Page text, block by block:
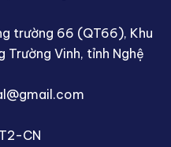
trường 66 (QT66), Khu
Trường Vinh, tỉnh Nghệ
CN